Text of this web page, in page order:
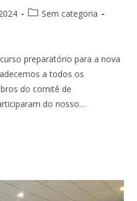
Categoria
Sem categoria
preparatório para a nova
a todos os
do comitê de
do nosso…